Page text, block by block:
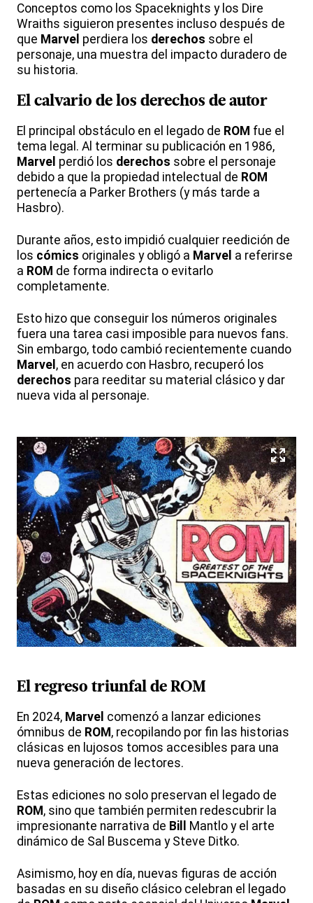
Conceptos como los Spaceknights y los Dire
Wraiths siguieron presentes incluso después de
que Marvel perdiera los derechos sobre el
personaje, una muestra del impacto duradero de
su historia.
El calvario de los derechos de autor
El principal obstáculo en el legado de ROM fue el
tema legal. Al terminar su publicación en 1986,
Marvel perdió los derechos sobre el personaje
debido a que la propiedad intelectual de ROM
pertenecía a Parker Brothers (y más tarde a
Hasbro).
Durante años, esto impidió cualquier reedición de
los cómics originales y obligó a Marvel a referirse
a ROM de forma indirecta o evitarlo
completamente.
Esto hizo que conseguir los números originales
fuera una tarea casi imposible para nuevos fans.
Sin embargo, todo cambió recientemente cuando
Marvel , en acuerdo con Hasbro, recuperó los
derechos para reeditar su material clásico y dar
nueva vida al personaje.
El regreso triunfal de ROM
En 2024, Marvel comenzó a lanzar ediciones
ómnibus de ROM , recopilando por fin las historias
clásicas en lujosos tomos accesibles para una
nueva generación de lectores.
Estas ediciones no solo preservan el legado de
ROM , sino que también permiten redescubrir la
impresionante narrativa de Bill
Mantlo y el arte
dinámico de Sal Buscema y Steve Ditko.
Asimismo, hoy en día, nuevas figuras de acción
basadas en su diseño clásico celebran el legado